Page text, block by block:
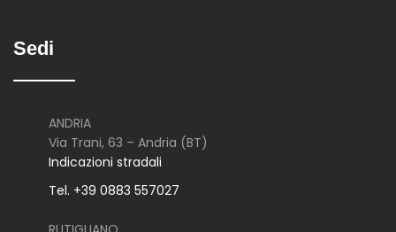
Sedi
ANDRIA
Via Trani, 63 – Andria (BT)
Indicazioni stradali
Tel. +39 0883 557027